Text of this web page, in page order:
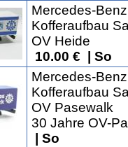
Mercedes-
Kofferaufbau
OV Heide
10.00 € | So
Mercedes-
Kofferaufbau
OV Pasewalk
30 Jahre OV-
| So